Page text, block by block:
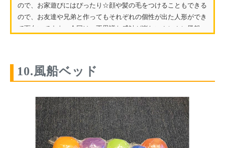
ので、お家遊びにはぴったり☆顔や髪の毛をつけることもできる
ので、お友達や兄弟と作ってもそれぞれの個性が出た人形ができ
て面白いですよ。今回は、不思議な感触が楽しいぷにぷに風船
10.風船ベッド